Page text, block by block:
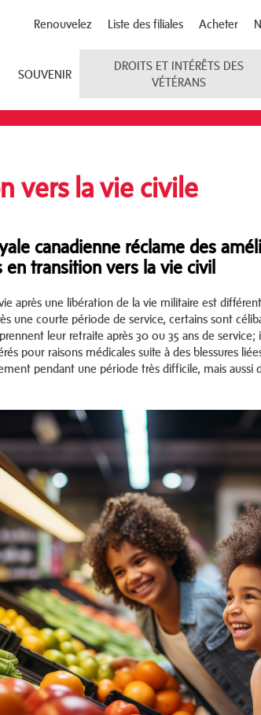
Renouvelez Liste des filiales Acheter
SOUVENIR
DROITS ET INTÉRÊTS DES
VÉTÉRANS
vers la vie civile
canadienne réclame des
en transition vers la vie civil
après une libération de la vie militaire est
une courte période de service, certains sont
leur retraite après 30 ou 35 ans de
pour raisons médicales suite à des blessures
pendant une période très difficile, mais aussi